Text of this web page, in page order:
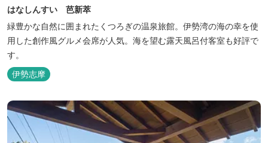
はなしんすい 芭新萃
緑豊かな自然に囲まれたくつろぎの温泉旅館。伊勢湾の海の幸を使
用した創作風グルメ会席が人気。海を望む露天風呂付客室も好評で
す。
伊勢志摩